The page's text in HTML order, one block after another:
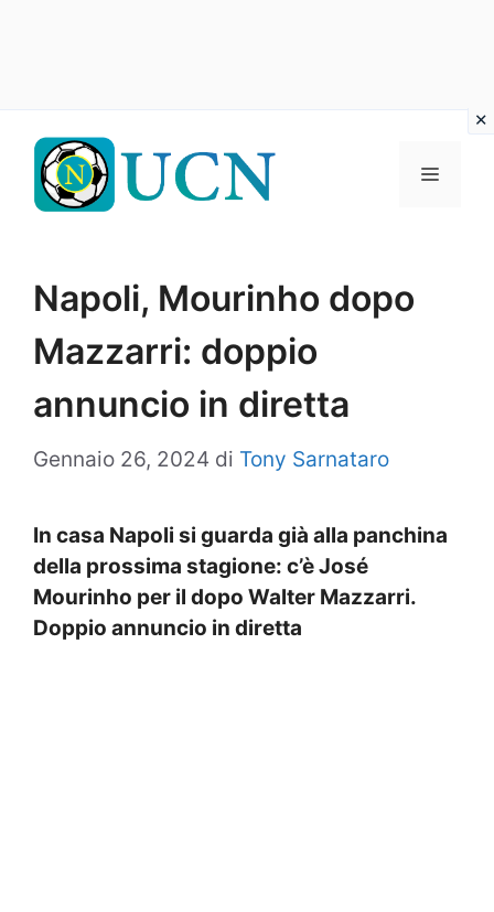
contenuto
Menu
Napoli, Mourinho dopo
Mazzarri: doppio
annuncio in diretta
Gennaio 26, 2024 di Tony Sarnataro
In casa Napoli si guarda già alla panchina
della prossima stagione: c’è José
Mourinho per il dopo Walter Mazzarri.
Doppio annuncio in diretta